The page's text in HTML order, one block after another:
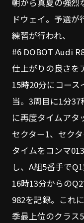
朝から真夏の強烈
ドウェイ。予選
練習が行われ、
#6 DOBOT Audi
仕上がりの良さを
15時20分にコー
当。3周目に1分
に再度タイムアタ
セクター1、セク
タイムをコンマ
し、A組5番手で
16時13分からの
982を記録。これ
季最上位のクラス